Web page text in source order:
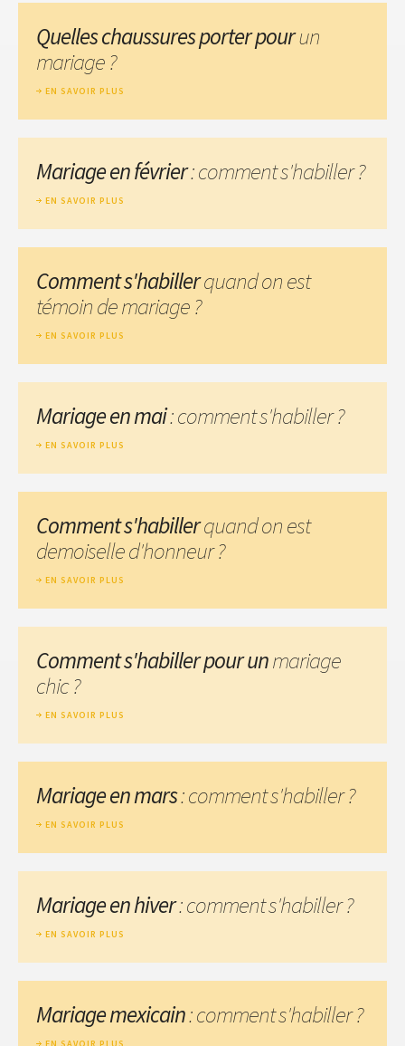
Quelles chaussures porter pourun
mariage ?
EN SAVOIR PLUS
Mariage en février: comment s'habiller ?
EN SAVOIR PLUS
Comment s'habillerquand on est
témoin de mariage ?
EN SAVOIR PLUS
Mariage en mai: comment s'habiller ?
EN SAVOIR PLUS
Comment s'habillerquand on est
demoiselle d'honneur ?
EN SAVOIR PLUS
Comment s'habiller pour unmariage
chic ?
EN SAVOIR PLUS
Mariage en mars: comment s'habiller ?
EN SAVOIR PLUS
Mariage en hiver: comment s'habiller ?
EN SAVOIR PLUS
Mariage mexicain: comment s'habiller ?
EN SAVOIR PLUS